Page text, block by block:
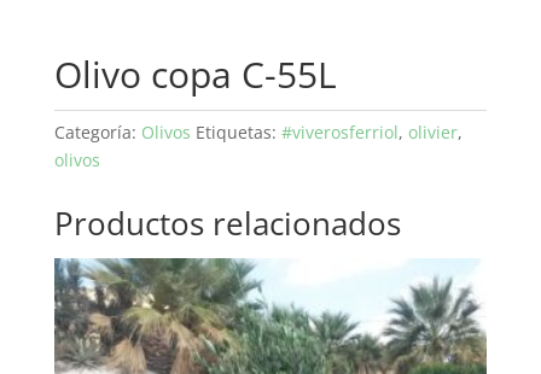
Olivo copa C-55L
Categoría: Olivos Etiquetas: #viverosferriol, olivier,
olivos
Productos relacionados